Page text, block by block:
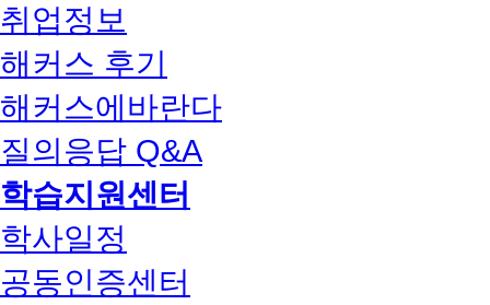
취업정보
해커스 후기
해커스에바란다
질의응답 Q&A
학습지원센터
학사일정
공동인증센터